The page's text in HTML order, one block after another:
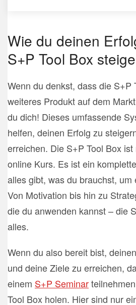
Wie du deinen
S+P Tool Box
Wenn du denkst, dass die S+P
weiteres Produkt auf dem
du dich! Dieses umfassende
helfen, deinen Erfolg zu
erreichen. Die S+P Tool Box
online Kurs. Es ist ein
alles gibt, was du brauchst, um
Von Motivation bis hin zu
die du anwenden kannst – die
alles.
Wenn du also bereit bist,
und deine Ziele zu erreichen,
einem S+P Seminar
Tool Box holen. Hier sind nur